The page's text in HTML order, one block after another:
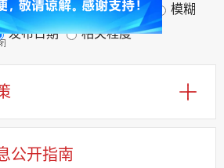
全文 匹配度 精准
模糊
发布日期 相关程度
公开指南